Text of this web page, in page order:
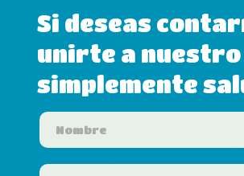
Si deseas
unirte a nuestro
simplemente